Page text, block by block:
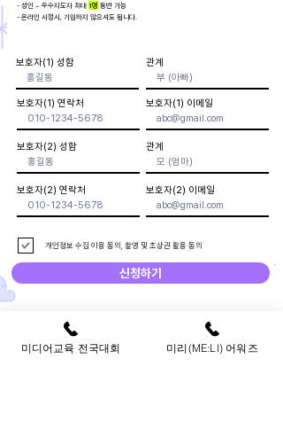
- 성인 ~ 우수지도자 최대 1명 동반 가능
- 온라인 시청시, 기입하지 않으셔도 됩니다.
보호자(1) 성함 관계
보호자(1) 연락처 보호자(1) 이메일
보호자(2) 성함 관계
보호자(2) 연락처 보호자(2) 이메일
개인정보 수집 이용 동의, 촬영 및 초상권 활용 동의
신청하기
미디어교육 전국대회 미리(ME:LI) 어워즈